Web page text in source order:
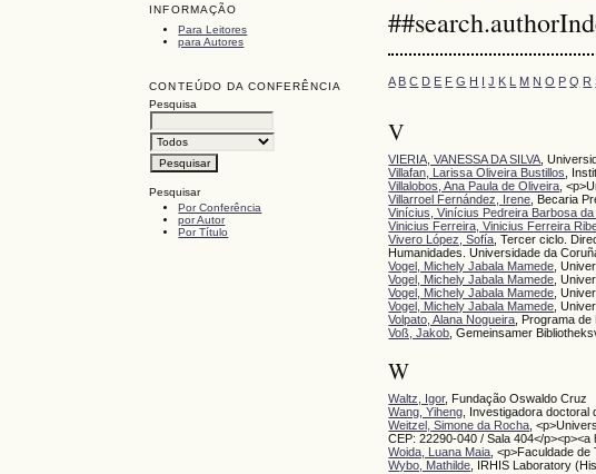
INFORMAÇÃO
Para Leitores
para Autores
CONTEÚDO DA CONFERÊNCIA
Pesquisa
Pesquisar
Por Conferência
por Autor
Por Título
A B C D E F G H I J K L M N O P Q R
V
VIERIA, VANESSA DA SILVA ,
Villafan, Larissa Oliveira Bustillos
,
Villalobos, Ana Paula de Oliveira ,
Villarroel Fernández, Irene , Becaria
Vinícius, Vinícius Pedreira Barbosa da
Vinicius Ferreira, Vinicius Ferreira
Vivero López, Sofía , Tercer ciclo.
Humanidades. Universidade da
Vogel, Michely Jabala Mamede ,
Vogel, Michely Jabala Mamede ,
Vogel, Michely Jabala Mamede ,
Vogel, Michely Jabala Mamede ,
Volpato, Alana Nogueira , Programa
Voß, Jakob , Gemeinsamer
W
Waltz, Igor, Fundação Oswaldo Cruz
Wang, Yiheng, Investigadora doctoral
Weitzel, Simone da Rocha,
CEP: 22290-040 / Sala 404</
Woida, Luana Maia, <p>Faculdade de
Wybo, Mathilde, IRHIS Laboratory